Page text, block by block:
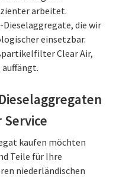
arbeitet.
Dieselaggregate, die wir
einsetzbar.
Clear Air,
kaufen möchten
Teile für Ihre
niederländischen